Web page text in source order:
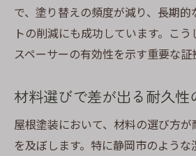
で、塗り替えの頻度が減り、長期
トの削減にも成功しています。こ
スペーサーの有効性を示す重要な証
材料選びで差が出る耐久性
屋根塗装において、材料の選び方
を及ぼします。特に静岡市のよう